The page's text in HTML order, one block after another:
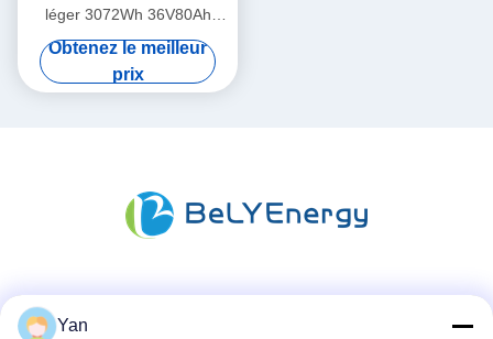
léger 3072Wh 36V80Ah
LiFePO4 Batterie avec une
protection supérieure pour le
bateau
Obtenez le meilleur
prix
Yan